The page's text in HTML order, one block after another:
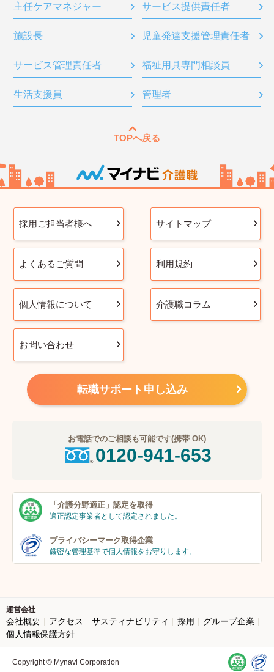
主任ケアマネジャー サービス提供責任者
施設長 児童発達支援管理責任者
サービス管理責任者 福祉用具専門相談員
生活支援員 管理者
TOPへ戻る
採用ご担当者様へ サイトマップ
よくあるご質問 利用規約
個人情報について 介護職コラム
お問い合わせ
転職サポート申し込み
お電話でのご相談も可能です(携帯 OK)
0120-941-653
「介護分野適正」 認定を取得
適正認定事業者として認定されました。
プライバシーマーク取得企業
厳密な管理基準で個人情報をお守りします。
運営会社
会社概要 アクセス サスティナビリティ 採用
グループ企業
個人情報保護方針
Copyright © Mynavi Corporation